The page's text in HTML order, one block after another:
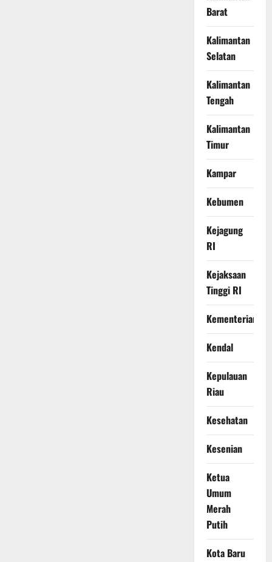
Barat
Kalimantan
Selatan
Kalimantan
Tengah
Kalimantan
Timur
Kampar
Kebumen
Kejagung
RI
Kejaksaan
Tinggi RI
Kementerian
Kendal
Kepulauan
Riau
Kesehatan
Kesenian
Ketua
Umum
Merah
Putih
Kota Baru